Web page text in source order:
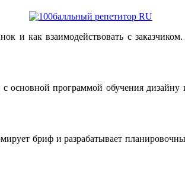
и как взаимодействовать с
основной программой обучения
бриф и разрабатывает